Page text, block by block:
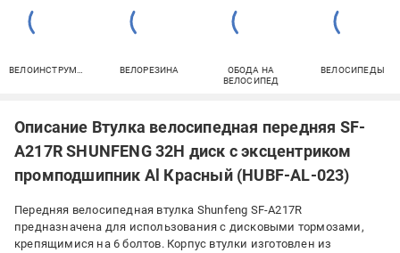
ВЕЛОРЕЗИНА
ОБОДА НА
ВЕЛОСИПЕД
ВЕЛОСИПЕДЫ
Описание Втулка велосипедная передняя SF-
A217R SHUNFENG 32H диск с эксцентриком
промподшипник Al Красный (HUBF-AL-023)
Передняя велосипедная втулка Shunfeng SF-A217R
предназначена для использования с дисковыми тормозами,
крепящимися на 6 болтов. Корпус втулки изготовлен из